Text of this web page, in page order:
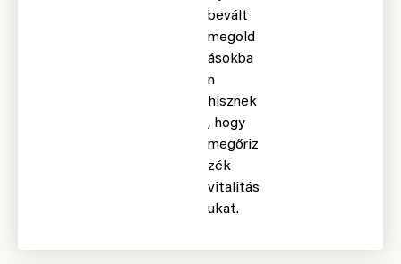
bevált
megold
ásokba
n
hisznek
, hogy
megőriz
zék
vitalitás
ukat.